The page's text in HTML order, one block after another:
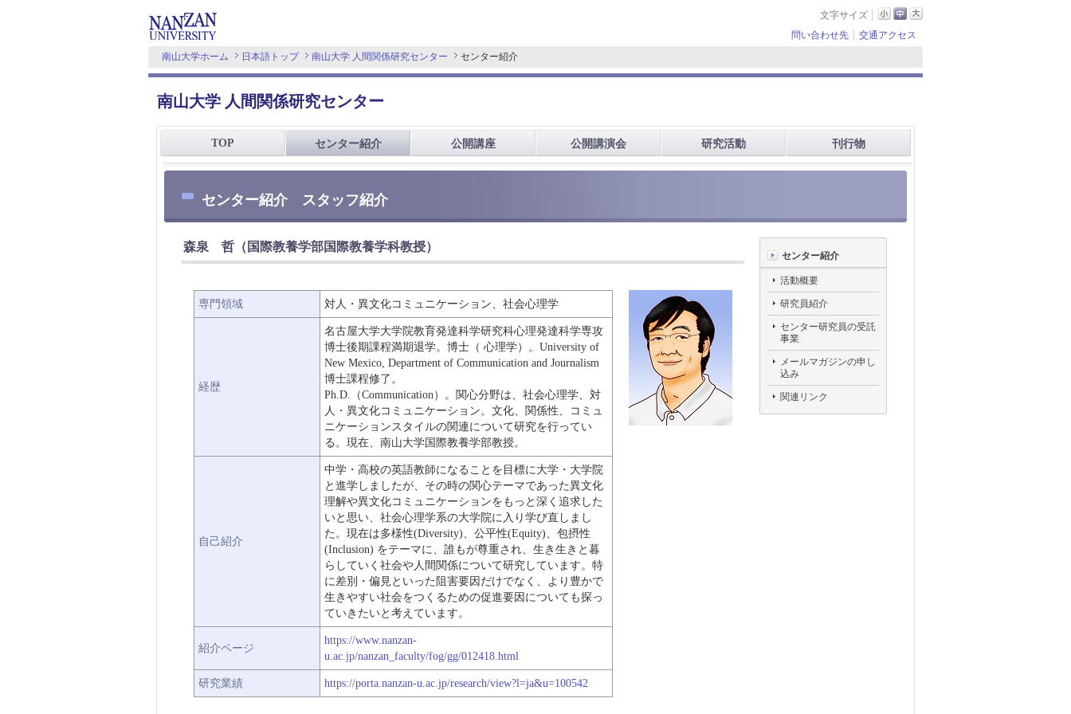
文字サイズ
問い合わせ先
交通アクセス
南山大学ホーム
日本語トップ 南山大学 人間関係研究センター センター紹介
南山大学 人間関係研究センター
TOP センター紹介 公開講座 公開講演会 研究活動 刊行物
センター紹介 スタッフ紹介
森泉 哲（国際教養学部国際教養学科教授）
専門領域 対人・異文化コミュニケーション、社会心理学
経歴
名古屋大学大学院教育発達科学研究科心理発達科学専攻
博士後期課程満期退学。博士（ 心理学）。University of
New Mexico, Department of Communication and Journalism
博士課程修了。
Ph.D.（Communication）。関心分野は、社会心理学、対
人・異文化コミュニケーション。文化、関係性、コミュ
ニケーションスタイルの関連について研究を行ってい
る。現在、南山大学国際教養学部教授。
自己紹介
中学・高校の英語教師になることを目標に大学・大学院
と進学しましたが、その時の関心テーマであった異文化
理解や異文化コミュニケーションをもっと深く追求した
いと思い、社会心理学系の大学院に入り学び直しまし
た。現在は多様性(Diversity)、公平性(Equity)、包摂性
(Inclusion) をテーマに、誰もが尊重され、生き生きと暮
らしていく社会や人間関係について研究しています。特
に差別・偏見といった阻害要因だけでなく、より豊かで
生きやすい社会をつくるための促進要因についても探っ
ていきたいと考えています。
紹介ページ
https://www.nanzan-
u.ac.jp/nanzan_faculty/fog/gg/012418.html
研究業績 https://porta.nanzan-u.ac.jp/research/view?l=ja&u=100542
センター紹介
活動概要
研究員紹介
センター研究員の受託
事業
メールマガジンの申し
込み
関連リンク